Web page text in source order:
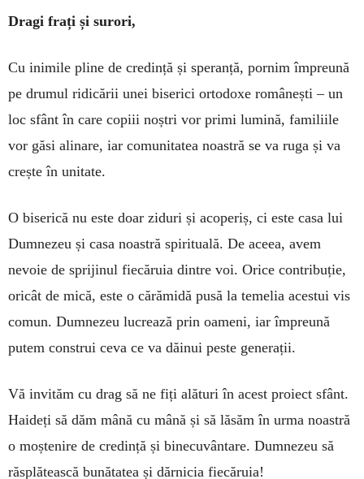
Dragi frați și surori,
Cu inimile pline de credință și speranță, pornim împreună
pe drumul ridicării unei biserici ortodoxe românești – un
loc sfânt în care copiii noștri vor primi lumină, familiile
vor găsi alinare, iar comunitatea noastră se va ruga și va
crește în unitate.
O biserică nu este doar ziduri și acoperiș, ci este casa lui
Dumnezeu și casa noastră spirituală. De aceea, avem
nevoie de sprijinul fiecăruia dintre voi. Orice contribuție,
oricât de mică, este o cărămidă pusă la temelia acestui vis
comun. Dumnezeu lucrează prin oameni, iar împreună
putem construi ceva ce va dăinui peste generații.
Vă invităm cu drag să ne fiți alături în acest proiect sfânt.
Haideți să dăm mână cu mână și să lăsăm în urma noastră
o moștenire de credință și binecuvântare. Dumnezeu să
răsplătească bunătatea și dărnicia fiecăruia!